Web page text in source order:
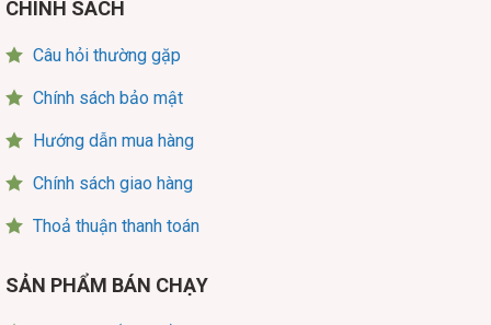
CHÍNH SÁCH
Câu hỏi thường gặp
Chính sách bảo mật
Hướng dẫn mua hàng
Chính sách giao hàng
Thoả thuận thanh toán
SẢN PHẨM BÁN CHẠY